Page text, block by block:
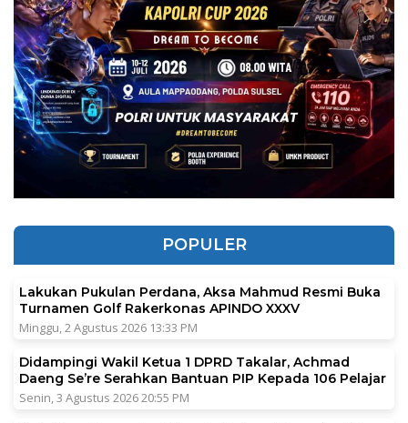
POPULER
Lakukan Pukulan Perdana, Aksa Mahmud Resmi Buka
Turnamen Golf Rakerkonas APINDO XXXV
Minggu, 2 Agustus 2026 13:33 PM
Didampingi Wakil Ketua 1 DPRD Takalar, Achmad
Daeng Se’re Serahkan Bantuan PIP Kepada 106 Pelajar
Senin, 3 Agustus 2026 20:55 PM